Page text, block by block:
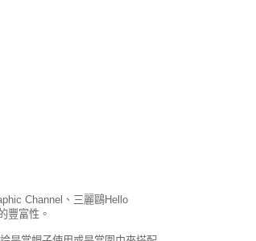
Channel、三麗鷗Hello
豐富性。